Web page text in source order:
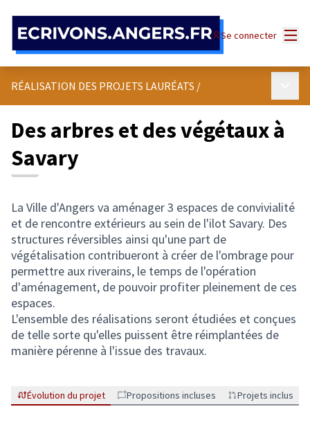
Se connecter
RÉALISATION DES PROJETS LAURÉATS /
Des arbres et des végétaux à
Savary
La Ville d'Angers va aménager 3 espaces de convivialité
et de rencontre extérieurs au sein de l'ilot Savary. Des
structures réversibles ainsi qu'une part de
végétalisation contribueront à créer de l'ombrage pour
permettre aux riverains, le temps de l'opération
d'aménagement, de pouvoir profiter pleinement de ces
espaces.
L'ensemble des réalisations seront étudiées et conçues
de telle sorte qu'elles puissent être réimplantées de
manière pérenne à l'issue des travaux.
Évolution du projet Propositions incluses Projets inclus